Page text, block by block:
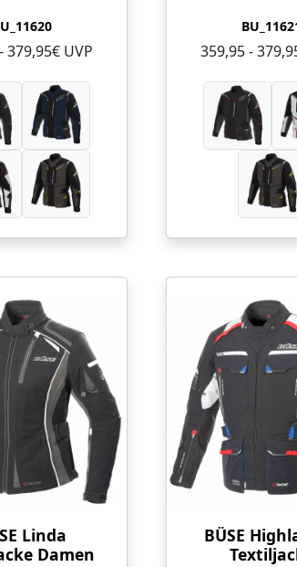
379,95€ UVP 359,95 -
Linda
Damen
BÜSE